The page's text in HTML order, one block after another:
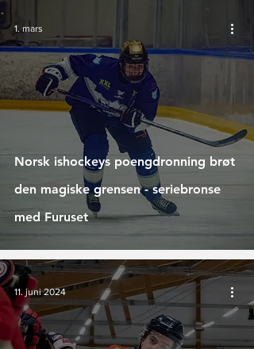
Norsk ishockeys poengdronning brøt
den magiske grensen - seriebronse
med Furuset
1. mars
11. juni 2024